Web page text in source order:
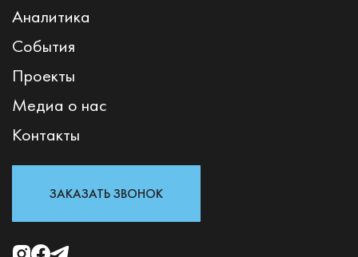
Аналитика
События
Проекты
Медиа о нас
Контакты
ЗАКАЗАТЬ ЗВОНОК